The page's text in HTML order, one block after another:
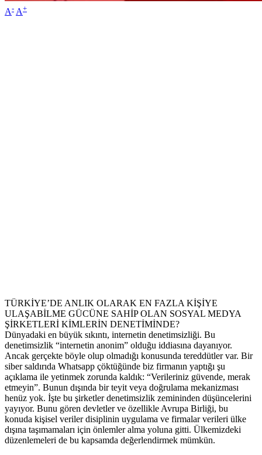
A- A+
TÜRKİYE’DE ANLIK OLARAK EN FAZLA KİŞİYE
ULAŞABİLME GÜCÜNE SAHİP OLAN SOSYAL MEDYA
ŞİRKETLERİ KİMLERİN DENETİMİNDE?
Dünyadaki en büyük sıkıntı, internetin denetimsizliği. Bu
denetimsizlik “internetin anonim” olduğu iddiasına dayanıyor.
Ancak gerçekte böyle olup olmadığı konusunda tereddütler var. Bir
siber saldırıda Whatsapp çöktüğünde biz firmanın yaptığı şu
açıklama ile yetinmek zorunda kaldık: “Verileriniz güvende, merak
etmeyin”. Bunun dışında bir teyit veya doğrulama mekanizması
henüz yok. İşte bu şirketler denetimsizlik zemininden düşüncelerini
yayıyor. Bunu gören devletler ve özellikle Avrupa Birliği, bu
konuda kişisel veriler disiplinin uygulama ve firmalar verileri ülke
dışına taşımamaları için önlemler alma yoluna gitti. Ülkemizdeki
düzenlemeleri de bu kapsamda değerlendirmek mümkün.